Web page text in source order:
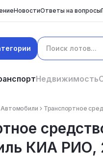
НовостиОтветы на вопросы
Недвижимость
Автомобили Транспортное
КИА РИО,